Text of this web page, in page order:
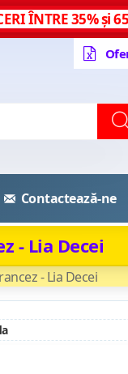
ÎNTRE 35% și
Contactează-ne
- Lia Decei
- Lia Decei